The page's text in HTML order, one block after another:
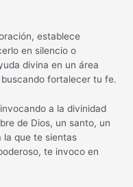
establece
en silencio o
divina en un área
fortalecer tu fe.
a la divinidad
de Dios, un santo, un
la que te sientas
te invoco en